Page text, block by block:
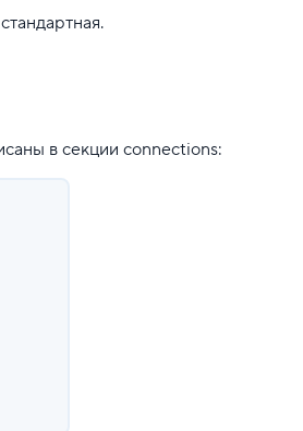
в секции connections: